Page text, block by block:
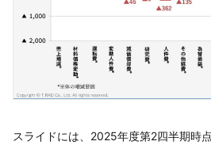
スライドには、2025年度第2四半期時